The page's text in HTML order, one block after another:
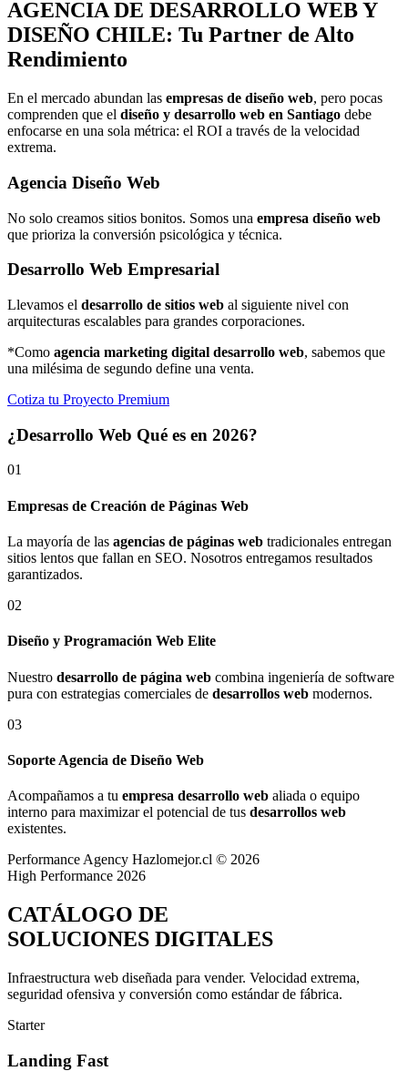
AGENCIA DE DESARROLLO WEB Y
DISEÑO CHILE: Tu Partner de Alto
Rendimiento
En el mercado abundan las empresas de diseño web, pero pocas
comprenden que el diseño y desarrollo web en Santiago debe
enfocarse en una sola métrica: el ROI a través de la velocidad
extrema.
Agencia Diseño Web
No solo creamos sitios bonitos. Somos una empresa diseño web
que prioriza la conversión psicológica y técnica.
Desarrollo Web Empresarial
Llevamos el desarrollo de sitios web al siguiente nivel con
arquitecturas escalables para grandes corporaciones.
*Como agencia marketing digital desarrollo web, sabemos que
una milésima de segundo define una venta.
Cotiza tu Proyecto Premium
¿Desarrollo Web Qué es en 2026?
01
Empresas de Creación de Páginas Web
La mayoría de las agencias de páginas web tradicionales entregan
sitios lentos que fallan en SEO. Nosotros entregamos resultados
garantizados.
02
Diseño y Programación Web Elite
Nuestro desarrollo de página web combina ingeniería de software
pura con estrategias comerciales de desarrollos web modernos.
03
Soporte Agencia de Diseño Web
Acompañamos a tu empresa desarrollo web aliada o equipo
interno para maximizar el potencial de tus desarrollos web
existentes.
Performance Agency Hazlomejor.cl © 2026
High Performance 2026
CATÁLOGO DE
SOLUCIONES DIGITALES
Infraestructura web diseñada para vender. Velocidad extrema,
seguridad ofensiva y conversión como estándar de fábrica.
Starter
Landing Fast